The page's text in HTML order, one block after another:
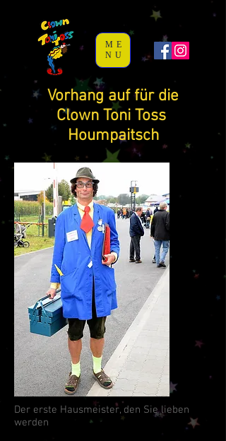
Vorhang auf für die
Clown Toni Toss
Houmpaitsch
ME
NU
Der erste Hausmeister, den Sie lieben
werden